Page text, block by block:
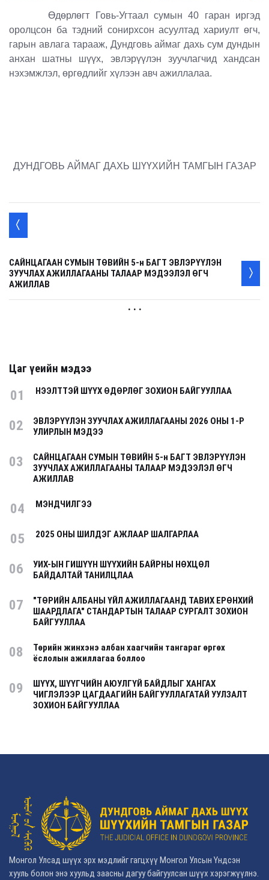
Өдөрлөгт Говь-Угтаал сумын 40 гаран иргэд
оролцсон ба тэдний сонирхсон асуултад хариулт өгч,
гарын авлага тарааж, Дундговь аймаг дахь сум дундын
анхан шатны шүүх, эвлэрүүлэн зуучлагчид хандсан
нэхэмжлэл, өргөдлийг хүлээн авч ажиллалаа.
ДУНДГОВЬ АЙМАГ ДАХЬ ШҮҮХИЙН ТАМГЫН ГАЗАР
САЙНЦАГААН СУМЫН ТӨВИЙН 5-н БАГТ ЭВЛЭРҮҮЛЭН
ЗУУЧЛАХ АЖИЛЛАГААНЫ ТАЛААР МЭДЭЭЛЭЛ ӨГЧ
АЖИЛЛАВ
. . .
Цаг үеийн мэдээ
01 НЭЭЛТТЭЙ ШҮҮХ ӨДӨРЛӨГ ЗОХИОН БАЙГУУЛЛАА
02
ЭВЛЭРҮҮЛЭН ЗУУЧЛАХ АЖИЛЛАГААНЫ 2026 ОНЫ 1-Р
УЛИРЛЫН МЭДЭЭ
03
САЙНЦАГААН СУМЫН ТӨВИЙН 5-н БАГТ ЭВЛЭРҮҮЛЭН
ЗУУЧЛАХ АЖИЛЛАГААНЫ ТАЛААР МЭДЭЭЛЭЛ ӨГЧ
АЖИЛЛАВ
04 МЭНДЧИЛГЭЭ
05 2025 ОНЫ ШИЛДЭГ АЖЛААР ШАЛГАРЛАА
06
УИХ-ЫН ГИШҮҮН ШҮҮХИЙН БАЙРНЫ НӨХЦӨЛ
БАЙДАЛТАЙ ТАНИЛЦЛАА
07
"ТӨРИЙН АЛБАНЫ ҮЙЛ АЖИЛЛАГААНД ТАВИХ ЕРӨНХИЙ
ШААРДЛАГА" СТАНДАРТЫН ТАЛААР СУРГАЛТ ЗОХИОН
БАЙГУУЛЛАА
08
Төрийн жинхэнэ албан хаагчийн тангараг өргөх
ёслолын ажиллагаа боллоо
09
ШҮҮХ, ШҮҮГЧИЙН АЮУЛГҮЙ БАЙДЛЫГ ХАНГАХ
ЧИГЛЭЛЭЭР ЦАГДААГИЙН БАЙГУУЛЛАГАТАЙ УУЛЗАЛТ
ЗОХИОН БАЙГУУЛЛАА
Монгол Улсад шүүх эрх мэдлийг гагцхүү Монгол Улсын Үндсэн
хууль болон энэ хуульд заасны дагуу байгуулсан шүүх хэрэгжүүлнэ.